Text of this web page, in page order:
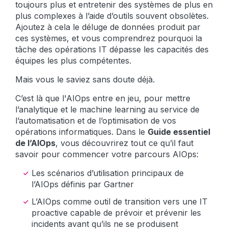
toujours plus et entretenir des systèmes de plus en
plus complexes à l’aide d’outils souvent obsolètes.
Ajoutez à cela le déluge de données produit par
ces systèmes, et vous comprendrez pourquoi la
tâche des opérations IT dépasse les capacités des
équipes les plus compétentes.
Mais vous le saviez sans doute déjà.
C’est là que l'AIOps entre en jeu, pour mettre
l’analytique et le machine learning au service de
l’automatisation et de l’optimisation de vos
opérations informatiques. Dans le Guide essentiel
de l’AIOps, vous découvrirez tout ce qu’il faut
savoir pour commencer votre parcours AIOps:
Les scénarios d’utilisation principaux de
l’AIOps définis par Gartner
L’AIOps comme outil de transition vers une IT
proactive capable de prévoir et prévenir les
incidents avant qu’ils ne se produisent